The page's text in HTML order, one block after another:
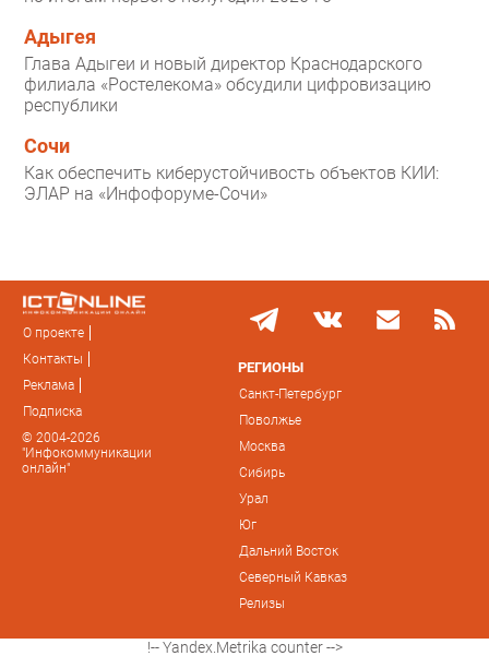
Адыгея
Глава Адыгеи и новый директор Краснодарского
филиала «Ростелекома» обсудили цифровизацию
республики
Сочи
Как обеспечить киберустойчивость объектов КИИ:
ЭЛАР на «Инфофоруме-Сочи»
О проекте
Контакты
Реклама
Подписка
© 2004-2026
"Инфокоммуникации
онлайн"
РЕГИОНЫ
Санкт-Петербург
Поволжье
Москва
Сибирь
Урал
Юг
Дальний Восток
Северный Кавказ
Релизы
!-- Yandex.Metrika counter -->